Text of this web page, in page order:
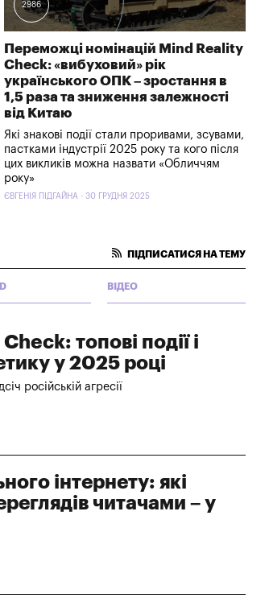
2986
Переможці номінацій Mind Reality
Check: «вибуховий» рік
українського ОПК – зростання в
1,5 раза та зниження залежності
від Китаю
Які знакові події стали проривами, зсувами,
пастками індустрії 2025 року та кого після
цих викликів можна назвати «Обличчям
року»
ЄВГЕНІЯ ПІДГАЙНА - 30 ГРУДНЯ 2025
ПІДПИСАТИСЯ НА ТЕМУ
ВІДЕО
топові події і
у 2025 році
російській агресії
інтернету: які
читачами – у